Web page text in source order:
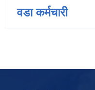
वडा कर्मचारी